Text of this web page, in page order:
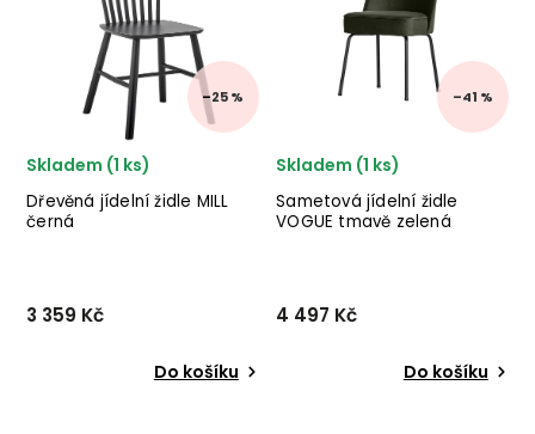
sedákem a kovovými
nohami. ✅ krásný nábytek
✅ kvalitní materiály
✅ nejnižší cen...
a šedé imitace kůže.
✅ krásný nábytek ✅ kvalitní
materiály...
–25 %
Dřevěná jídelní židle MILL
černá
Skladem (1 ks)
3 359 Kč
Do košíku
–41 %
Sametová jídelní židle
VOGUE tmavě zelená
Skladem (1 ks)
4 497 Kč
Do košíku